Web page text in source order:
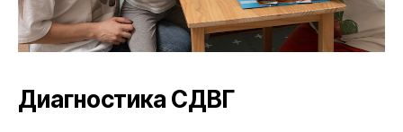
Диагностика СДВГ